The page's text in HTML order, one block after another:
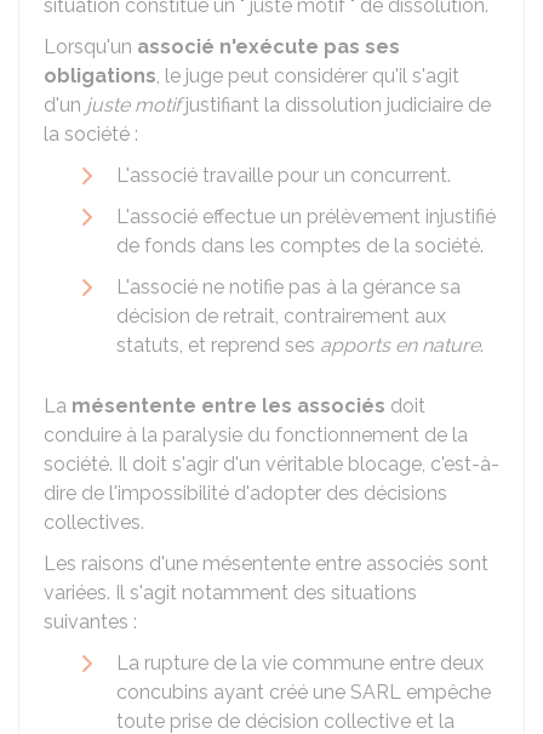
situation constitue un " juste motif " de dissolution.
Lorsqu'un associé n'exécute pas ses
obligations, le juge peut considérer qu'il s'agit
d'un juste motifjustifiant la dissolution judiciaire de
la société :
L'associé travaille pour un concurrent.
L'associé effectue un prélèvement injustifié
de fonds dans les comptes de la société.
L'associé ne notifie pas à la gérance sa
décision de retrait, contrairement aux
statuts, et reprend ses apports en nature.
La mésentente entre les associés doit
conduire à la paralysie du fonctionnement de la
société. Il doit s'agir d'un véritable blocage, c'est-à-
dire de l'impossibilité d'adopter des décisions
collectives.
Les raisons d'une mésentente entre associés sont
variées. Il s'agit notamment des situations
suivantes :
La rupture de la vie commune entre deux
concubins ayant créé une SARL empêche
toute prise de décision collective et la